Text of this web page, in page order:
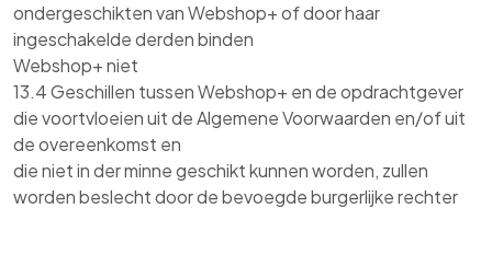
ondergeschikten van Webshop+ of door haar
ingeschakelde derden binden
Webshop+ niet
13.4 Geschillen tussen Webshop+ en de opdrachtgever
die voortvloeien uit de Algemene Voorwaarden en/of uit
de overeenkomst en
die niet in der minne geschikt kunnen worden, zullen
worden beslecht door de bevoegde burgerlijke rechter